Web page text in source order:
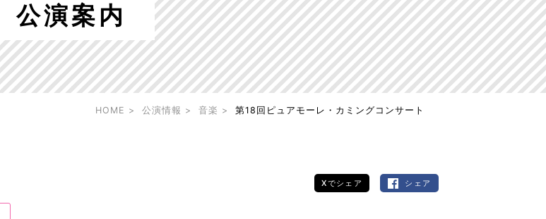
公演案内
HOME 公演情報 音楽 第18回ピュアモーレ・カミングコンサート
Xでシェア シェア